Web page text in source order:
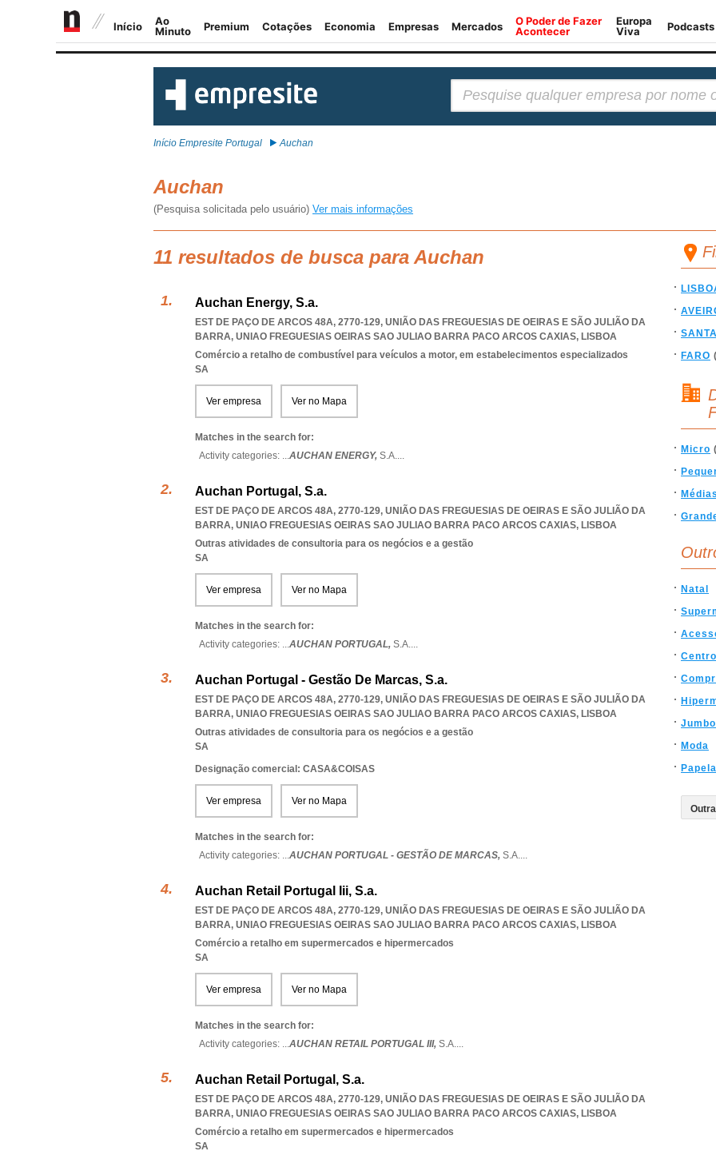
Início Empresite Portugal Auchan
Auchan
(Pesquisa solicitada pelo usuário) Ver mais informações
11 resultados de busca para Auchan
Auchan Energy, S.a.
EST DE PAÇO DE ARCOS 48A, 2770-129, UNIÃO DAS FREGUESIAS DE OEIRAS E SÃO JULIÃO DA
BARRA, UNIAO FREGUESIAS OEIRAS SAO JULIAO BARRA PACO ARCOS CAXIAS, LISBOA
Comércio a retalho de combustível para veículos a motor, em estabelecimentos especializados
SA
Ver empresa Ver no Mapa
Matches in the search for:
Activity categories: ...AUCHAN ENERGY, S.A....
Auchan Portugal, S.a.
EST DE PAÇO DE ARCOS 48A, 2770-129, UNIÃO DAS FREGUESIAS DE OEIRAS E SÃO JULIÃO DA
BARRA, UNIAO FREGUESIAS OEIRAS SAO JULIAO BARRA PACO ARCOS CAXIAS, LISBOA
Outras atividades de consultoria para os negócios e a gestão
SA
Ver empresa Ver no Mapa
Matches in the search for:
Activity categories: ...AUCHAN PORTUGAL, S.A....
Auchan Portugal - Gestão De Marcas, S.a.
EST DE PAÇO DE ARCOS 48A, 2770-129, UNIÃO DAS FREGUESIAS DE OEIRAS E SÃO JULIÃO DA
BARRA, UNIAO FREGUESIAS OEIRAS SAO JULIAO BARRA PACO ARCOS CAXIAS, LISBOA
Outras atividades de consultoria para os negócios e a gestão
SA
Designação comercial: CASA&COISAS
Ver empresa Ver no Mapa
Matches in the search for:
Activity categories: ...AUCHAN PORTUGAL - GESTÃO DE MARCAS, S.A....
Auchan Retail Portugal Iii, S.a.
EST DE PAÇO DE ARCOS 48A, 2770-129, UNIÃO DAS FREGUESIAS DE OEIRAS E SÃO JULIÃO DA
BARRA, UNIAO FREGUESIAS OEIRAS SAO JULIAO BARRA PACO ARCOS CAXIAS, LISBOA
Comércio a retalho em supermercados e hipermercados
SA
Ver empresa Ver no Mapa
Matches in the search for:
Activity categories: ...AUCHAN RETAIL PORTUGAL III, S.A....
Auchan Retail Portugal, S.a.
EST DE PAÇO DE ARCOS 48A, 2770-129, UNIÃO DAS FREGUESIAS DE OEIRAS E SÃO JULIÃO DA
BARRA, UNIAO FREGUESIAS OEIRAS SAO JULIAO BARRA PACO ARCOS CAXIAS, LISBOA
Comércio a retalho em supermercados e hipermercados
SA
FARO
Micro
Natal
Jumbo
Moda